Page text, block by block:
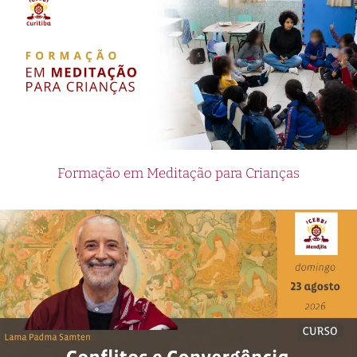
interface, making it easy for both experienced
bettors and newcomers to navigate and place
bets. With secure payment options and reliable
customer support, users can have peace of mind
while engaging in online betting activities.
Furthermore, South Africa’s gateway to
betting options to suit different preferences
of bet types, including single bets, multiple bets,
and live betting. The platform also provides
comprehensive statistics and live updates,
allowing users to make informed decisions when
placing their bets. Whether you are a casual
bettor or a seasoned professional, South Africa’s
Formação em Meditação para Crianças